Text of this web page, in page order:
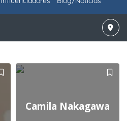
Camila Nakagawa